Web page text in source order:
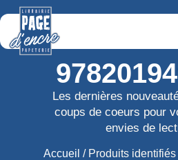
Les dernières
coups de coeurs pour
envies de
Accueil / Produits identifiés